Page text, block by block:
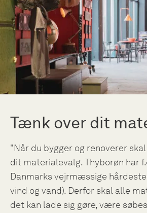
Tænk over dit
"Når du bygger og renoverer
dit materialevalg. Thyborøn har
Danmarks vejrmæssige
vind og vand). Derfor skal alle
det kan lade sig gøre, være